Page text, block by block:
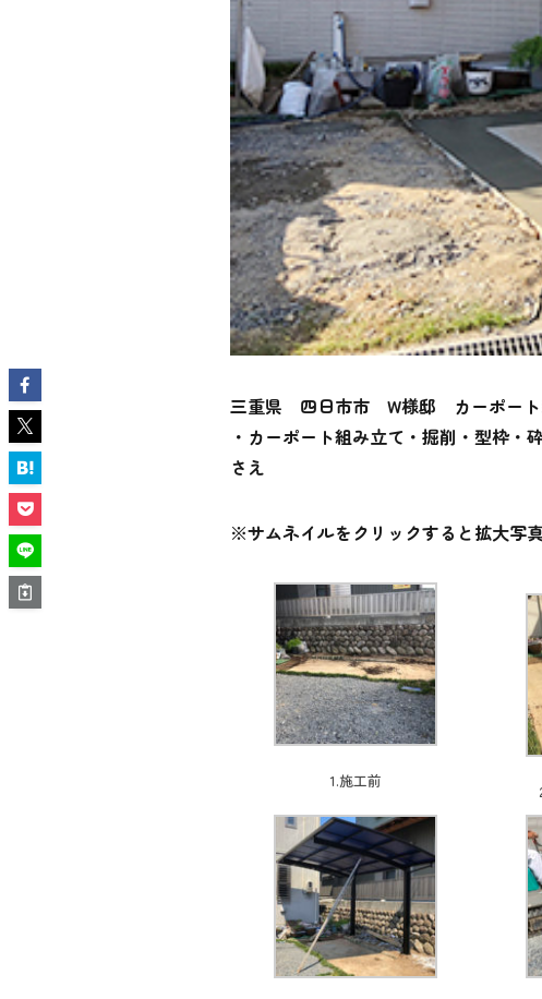
三重県 四日市市 W様邸 カーポート
・カーポート組み立て・掘削・型枠
さえ
※サムネイルをクリックすると拡大写
1.施工前